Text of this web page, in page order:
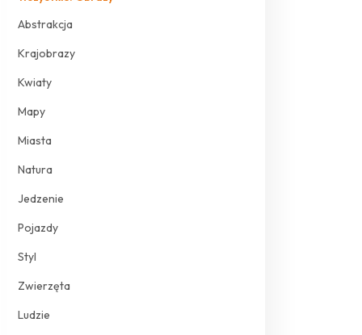
Abstrakcja
Krajobrazy
Kwiaty
Mapy
Miasta
Natura
Jedzenie
Pojazdy
Styl
Zwierzęta
Ludzie